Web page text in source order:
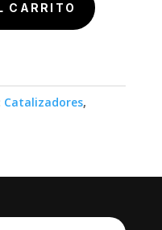
CARRITO
Catalizadores,